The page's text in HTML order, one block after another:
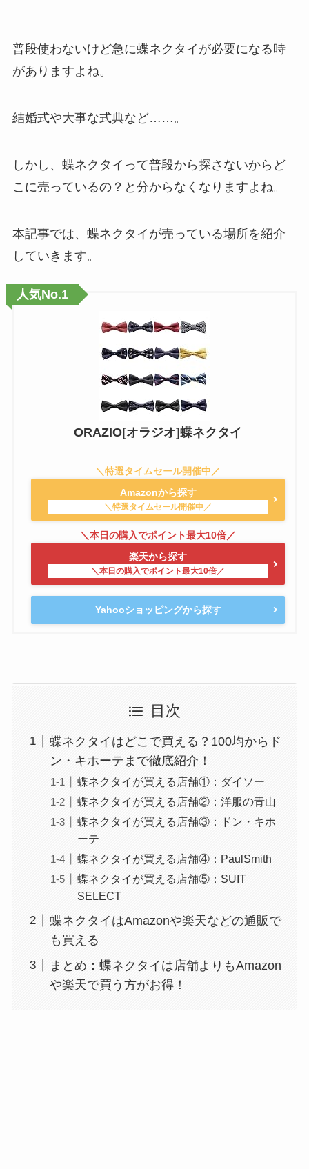
普段使わないけど急に蝶ネクタイが必要になる時
がありますよね。
結婚式や大事な式典など……。
しかし、蝶ネクタイって普段から探さないからど
こに売っているの？と分からなくなりますよね。
本記事では、蝶ネクタイが売っている場所を紹介
していきます。
ORAZIO[オラジオ]蝶ネクタイ
Amazonから探す
楽天から探す
Yahooショッピングから探す
人気No.1
目次
蝶ネクタイはどこで買える？100均からド
ン・キホーテまで徹底紹介！
蝶ネクタイが買える店舗①：ダイソー
蝶ネクタイが買える店舗②：洋服の青山
蝶ネクタイが買える店舗③：ドン・キホ
ーテ
蝶ネクタイが買える店舗④：PaulSmith
蝶ネクタイが買える店舗⑤：SUIT
SELECT
蝶ネクタイはAmazonや楽天などの通販で
も買える
まとめ：蝶ネクタイは店舗よりもAmazon
や楽天で買う方がお得！